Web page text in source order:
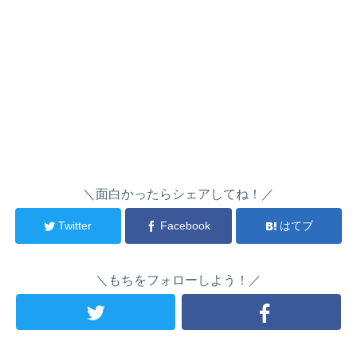
＼面白かったらシェアしてね！／
Twitter Facebook はてブ
＼もちをフォローしよう！／